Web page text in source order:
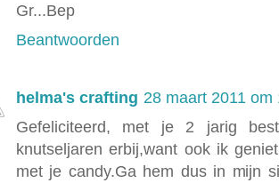
Gr...Bep
Beantwoorden
helma's crafting 28 maart 2011 om
Gefeliciteerd, met je 2 jarig
knutseljaren erbij,want ook ik
met je candy.Ga hem dus in mijn